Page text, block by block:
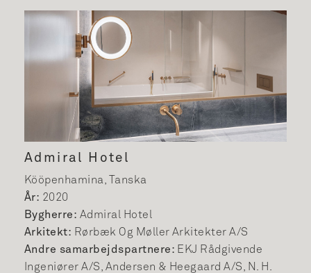
Admiral Hotel
Kööpenhamina, Tanska
År: 2020
Bygherre: Admiral Hotel
Arkitekt: Rørbæk Og Møller Arkitekter A/S
Andre samarbejdspartnere: EKJ Rådgivende
Ingeniører A/S, Andersen & Heegaard A/S, N. H.